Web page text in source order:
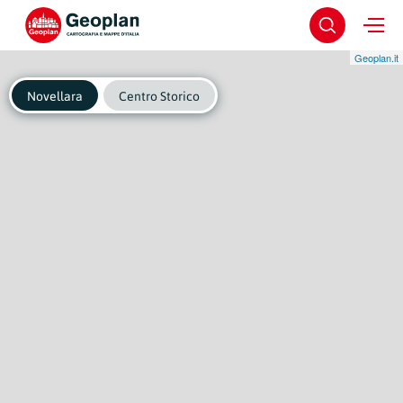
Geoplan.it
Novellara Centro Storico